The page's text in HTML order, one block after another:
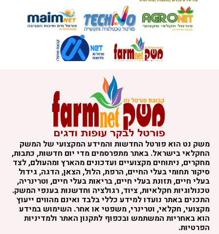
משק נט הוא פורטל החדשות והמידע המקצועי של המשק
החקלאי בישראל. באתר מתפרסמים מדי יום חדשות, כתבות,
מחקרים, ניתוחים מקצועיים ועדכונים מהארץ ומהעולם, לצד
סיקור תחומי בעלי החיים, הרפת, הלול, הצאן, הדגה, גידול
בעלי חיים, תזונת בעלי חיים, בריאות בעלי חיים, וטרינריה,
טכנולוגיות חקלאיות, ציוד, רגולציה וחדשנות בענפי המשק.
התכנים באתר נועדו למידע כללי בלבד ואינם מהווים ייעוץ
מקצועי, חקלאי, וטרינרי, משפטי או אחר. השימוש במידע
הוא באחריות המשתמש ובכפוף לתקנון האתר ולמדיניות
הפרטיות.